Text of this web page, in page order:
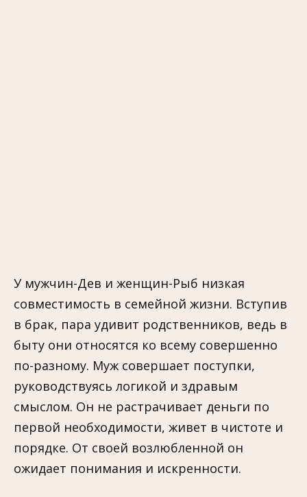
У мужчин-Дев и женщин-Рыб низкая
совместимость в семейной жизни. Вступив
в брак, пара удивит родственников, ведь в
быту они относятся ко всему совершенно
по-разному. Муж совершает поступки,
руководствуясь логикой и здравым
смыслом. Он не растрачивает деньги по
первой необходимости, живет в чистоте и
порядке. От своей возлюбленной он
ожидает понимания и искренности.